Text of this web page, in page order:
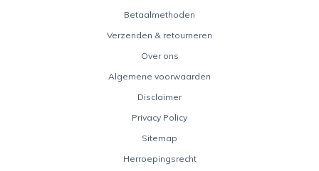
Betaalmethoden
Verzenden & retourneren
Over ons
Algemene voorwaarden
Disclaimer
Privacy Policy
Sitemap
Herroepingsrecht